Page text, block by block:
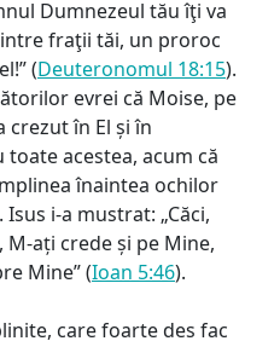
Dumnezeul tău îţi va
fraţii tăi, un proroc
(Deuteronomul 18:15).
evrei că Moise, pe
crezut în El și în
toate acestea, acum că
înaintea ochilor
i-a mustrat: „Căci,
ați crede și pe Mine,
Mine” (Ioan 5:46).
care foarte des fac